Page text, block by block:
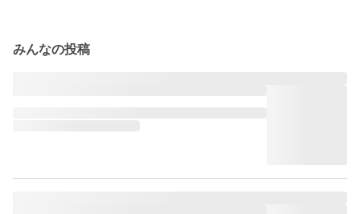
みんなの投稿